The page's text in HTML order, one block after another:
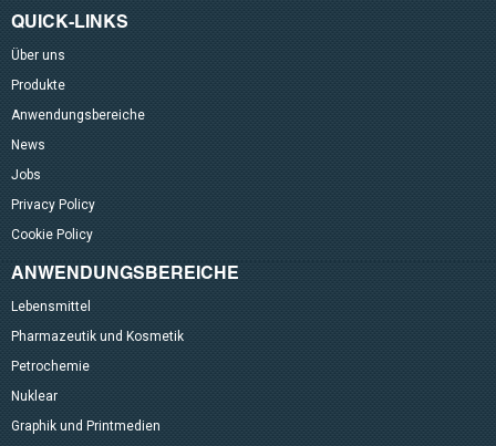
QUICK-LINKS
Über uns
Produkte
Anwendungsbereiche
News
Jobs
Privacy Policy
Cookie Policy
ANWENDUNGSBEREICHE
Lebensmittel
Pharmazeutik und Kosmetik
Petrochemie
Nuklear
Graphik und Printmedien